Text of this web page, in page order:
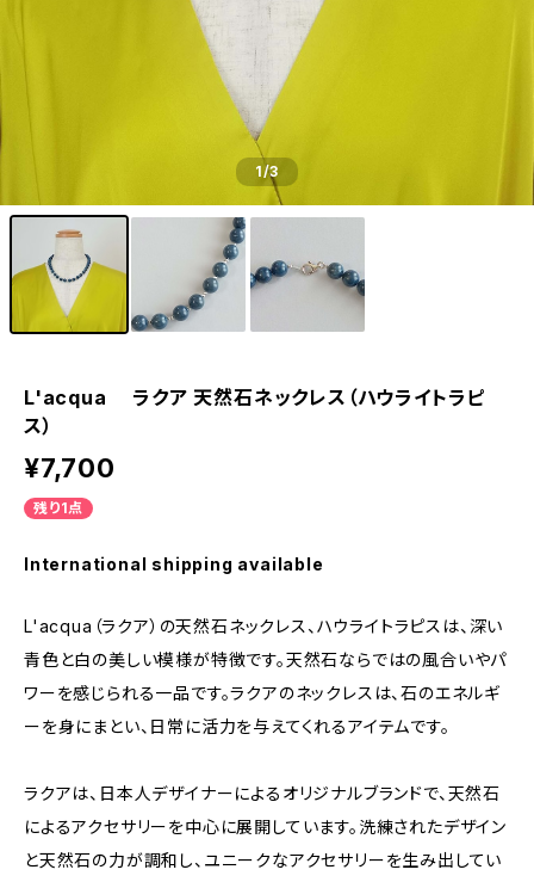
1/3
L'acqua ラクア 天然石ネックレス（ハウライトラピ
ス）
¥7,700
残り1点
International shipping available
L'acqua（ラクア）の天然石ネックレス、ハウライトラピスは、深い
青色と白の美しい模様が特徴です。天然石ならではの風合いやパ
ワーを感じられる一品です。ラクアのネックレスは、石のエネルギ
ーを身にまとい、日常に活力を与えてくれるアイテムです。
ラクアは、日本人デザイナーによるオリジナルブランドで、天然石
によるアクセサリーを中心に展開しています。洗練されたデザイン
と天然石の力が調和し、ユニークなアクセサリーを生み出してい